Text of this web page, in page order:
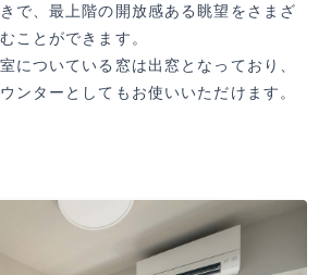
で、最上階の開放感ある眺望をさまざ
ことができます。
についている窓は出窓となっており、
ンターとしてもお使いいただけます。